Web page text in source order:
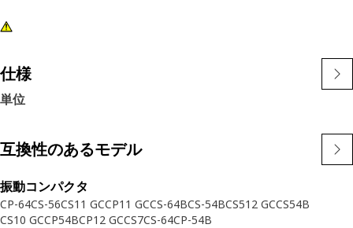
仕様
単位
互換性のあるモデル
振動コンパクタ
CP-64CS-56CS11 GCCP11 GCCS-64BCS-54BCS512 GCCS54B
CS10 GCCP54BCP12 GCCS7CS-64CP-54B